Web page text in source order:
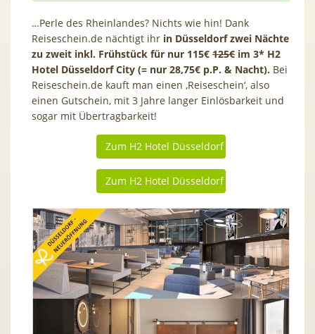
…Perle des Rheinlandes? Nichts wie hin! Dank
Reiseschein.de nächtigt ihr in Düsseldorfzwei Nächte
zu zweit inkl. Frühstück für nur 115€ 125€ im 3* H2
Hotel Düsseldorf City (= nur 28,75€ p.P. & Nacht). Bei
Reiseschein.de kauft man einen ‚Reiseschein‘, also
einen Gutschein, mit 3 Jahre langer Einlösbarkeit und
sogar mit Übertragbarkeit!
Zum H2 Hotel Düsseldorf City
Zum H2 Hotel Düsseldorf Seestern